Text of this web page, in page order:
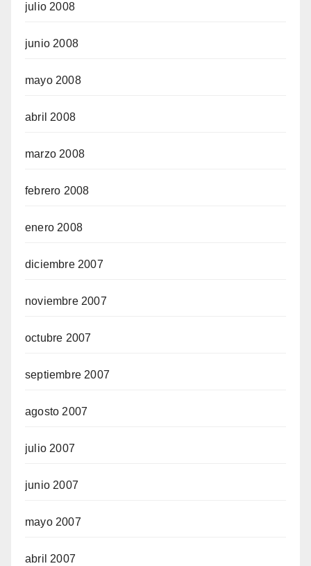
julio 2008
junio 2008
mayo 2008
abril 2008
marzo 2008
febrero 2008
enero 2008
diciembre 2007
noviembre 2007
octubre 2007
septiembre 2007
agosto 2007
julio 2007
junio 2007
mayo 2007
abril 2007